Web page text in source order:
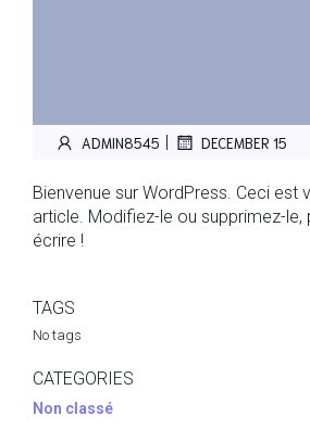
ADMIN8545 | DECEMBER 15
Bienvenue sur WordPress. Ceci est
article. Modifiez-le ou supprimez-
écrire !
TAGS
No tags
CATEGORIES
Non classé